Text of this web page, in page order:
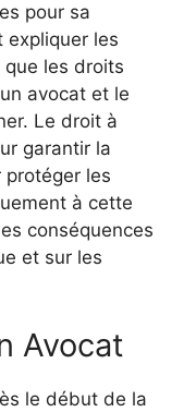
pour sa
expliquer les
les droits
avocat et le
Le droit à
garantir la
les
à cette
conséquences
et sur les
Avocat
le début de la